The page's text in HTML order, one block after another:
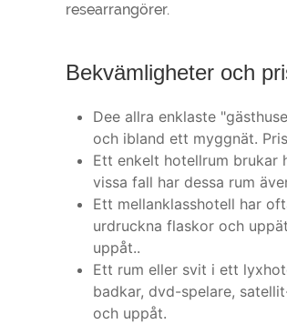
researrangörer.
Bekvämligheter och
Dee allra enklaste
och ibland ett myggnät.
Ett enkelt hotellrum brukar
vissa fall har dessa rum
Ett mellanklasshotell har
urdruckna flaskor och
uppåt..
Ett rum eller svit i ett
badkar, dvd-spelare,
och uppåt.